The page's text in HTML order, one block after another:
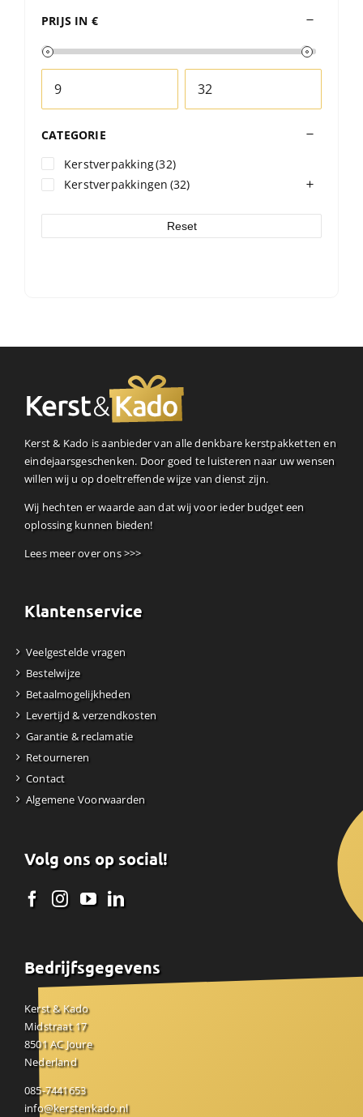
PRIJS IN €
CATEGORIE
Kerstverpakking(32)
Kerstverpakkingen (32)
Reset
Kerst & Kado is aanbieder van alle denkbare kerstpakketten en
eindejaarsgeschenken. Door goed te luisteren naar uw wensen
willen wij u op doeltreffende wijze van dienst zijn.
Wij hechten er waarde aan dat wij voor ieder budget een
oplossing kunnen bieden!
Lees meer over ons >>>
Klantenservice
Veelgestelde vragen
Bestelwijze
Betaalmogelijkheden
Levertijd & verzendkosten
Garantie & reclamatie
Retourneren
Contact
Algemene Voorwaarden
Volg ons op social!
Bedrijfsgegevens
Kerst & Kado
Midstraat 17
8501 AC Joure
Nederland
085-7441653
info@kerstenkado.nl